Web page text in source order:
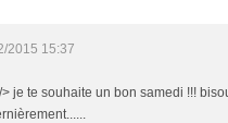
2015 15:37
je te souhaite un bon samedi !!!